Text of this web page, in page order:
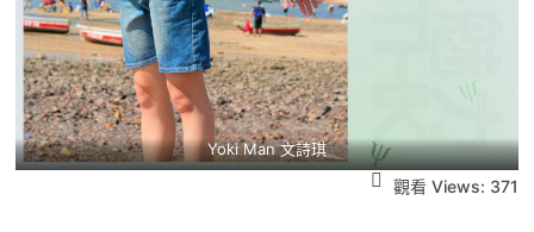
Yoki Man 文詩琪
觀看 Views: 371